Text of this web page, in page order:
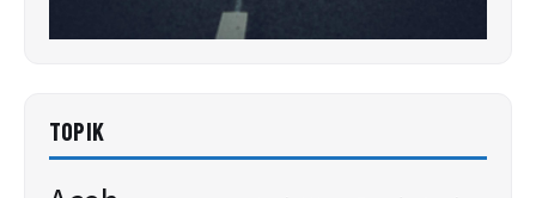
TOPIK